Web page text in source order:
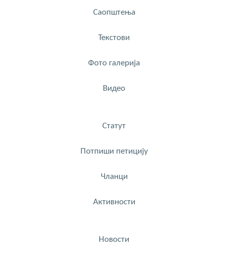
Саопштења
Текстови
Фото галерија
Видео
Статут
Потпиши петицију
Чланци
Активности
Новости